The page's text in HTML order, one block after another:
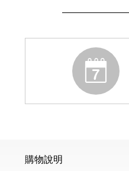
購物說明